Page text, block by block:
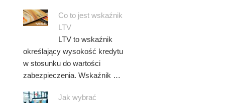
Co to jest wskaźnik
LTV
LTV to wskaźnik
określający wysokość kredytu
w stosunku do wartości
zabezpieczenia. Wskaźnik …
Jak wybrać